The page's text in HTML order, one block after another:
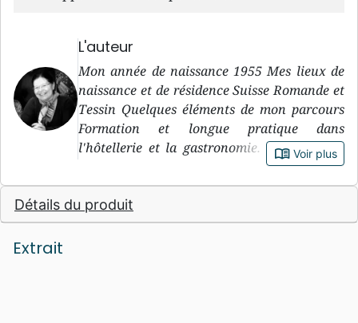
L'auteur
Mon année de naissance 1955 Mes lieux de
naissance et de résidence Suisse Romande et
Tessin Quelques éléments de mon parcours
Formation et longue pratique dans
l'hôtellerie et la gastronomie. Traductions
bénévoles pour plusieurs missions depuis
2000. Interviews et articles pour christian-
leaders.net. Quelques-uns de mes hobbys
Nordic-walking, jardinage, piano,
book_open Voir plus
Détails du produit
Extrait